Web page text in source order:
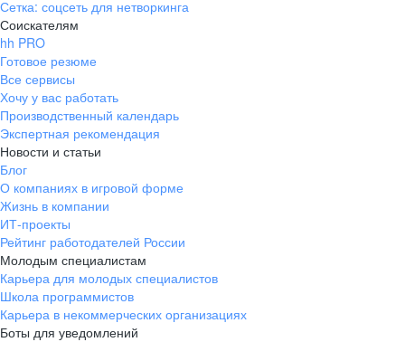
Сетка: соцсеть для нетворкинга
Соискателям
hh PRO
Готовое резюме
Все сервисы
Хочу у вас работать
Производственный календарь
Экспертная рекомендация
Новости и статьи
Блог
О компаниях в игровой форме
Жизнь в компании
ИТ-проекты
Рейтинг работодателей России
Молодым специалистам
Карьера для молодых специалистов
Школа программистов
Карьера в некоммерческих организациях
Боты для уведомлений